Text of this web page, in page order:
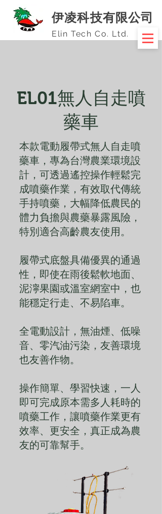
伊凌科技有限公司
Elin Tech Co. Ltd.
EL01無人自走噴
藥車
本款電動履帶式無人自走噴
藥車，專為台灣農業環境設
計，可透過遙控操作輕鬆完
成噴藥作業，有效取代傳統
手持噴藥，大幅降低農民的
體力負擔與農藥暴露風險，
特別適合高齡農友使用。
履帶式底盤具備優異的通過
性，即使在雨後鬆軟地面、
泥濘果園或溫室網室中，也
能穩定行走、不易陷車。
全電動設計，無油煙、低噪
音、零汽油污染，友善環境
也友善作物。
操作簡單、學習快速，一人
即可完成原本需多人耗時的
噴藥工作，讓噴藥作業更有
效率、更安全，真正成為農
友的可靠幫手。